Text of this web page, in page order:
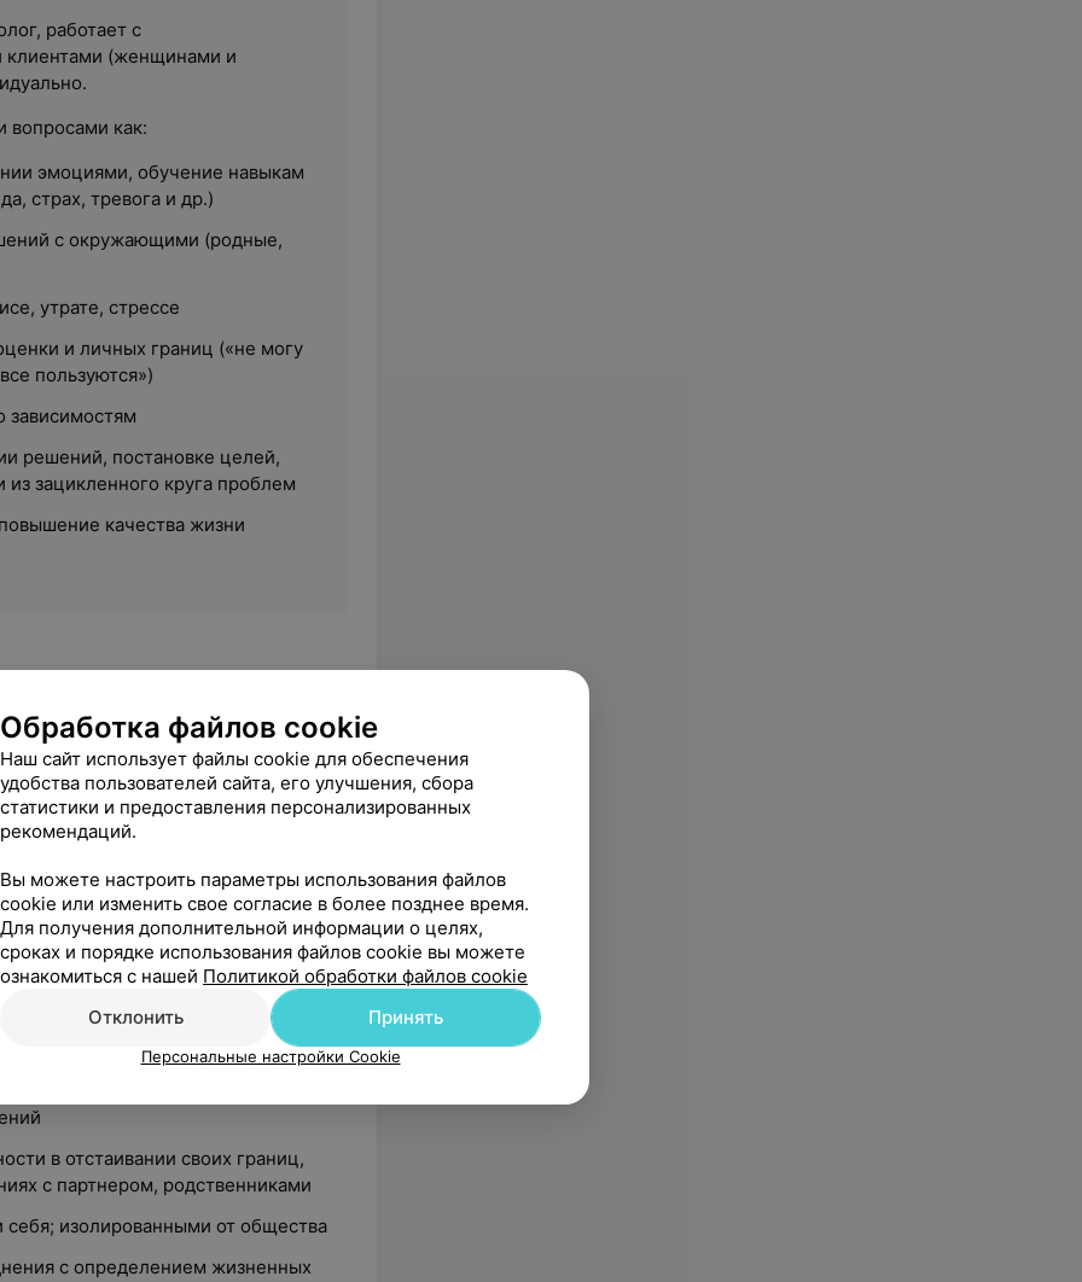
работает с
клиентами (женщинами и
как:
эмоциями, обучение навыкам
страх, тревога и др.)
с окружающими (родные,
утрате, стрессе
и личных границ («не могу
пользуются»)
зависимостям
решений, постановке целей,
зацикленного круга проблем
качества жизни
Психотерапия,
и реабилитация»
Аккредитованная обучающая
КПТ для консультирования
тревожность по поводу
в отстаивании своих границ,
с партнером, родственниками
себя; изолированными от общества
с определением жизненных
Обработка файлов cookie
Наш сайт использует файлы cookie для обеспечения
удобства пользователей сайта, его улучшения, сбора
статистики и предоставления персонализированных
рекомендаций.
Вы можете настроить параметры использования файлов
cookie или изменить свое согласие в более позднее время.
Для получения дополнительной информации о целях,
сроках и порядке использования файлов cookie вы можете
ознакомиться с нашей Политикой обработки файлов cookie
Отклонить
Принять
Персональные настройки Cookie